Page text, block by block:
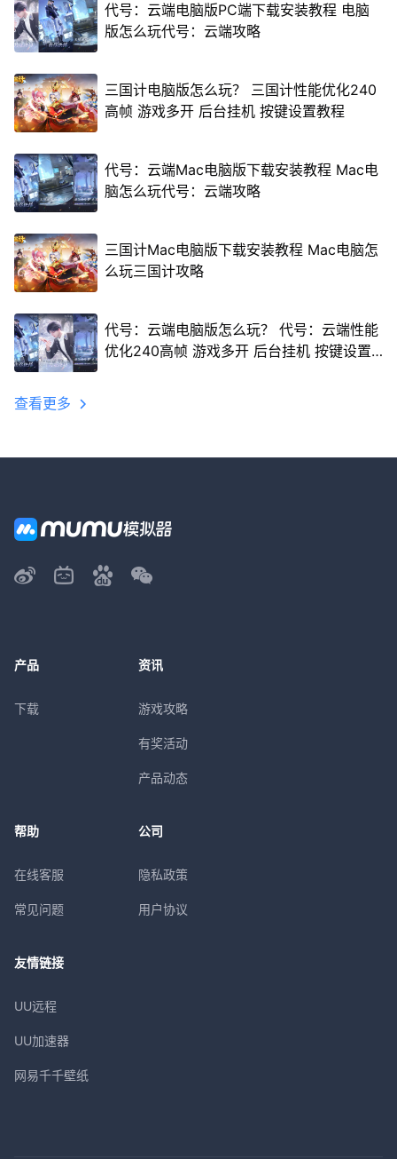
代号：云端电脑版PC端下载安装教程 电脑
版怎么玩代号：云端攻略
三国计电脑版怎么玩？ 三国计性能优化240
高帧 游戏多开 后台挂机 按键设置教程
代号：云端Mac电脑版下载安装教程 Mac电
脑怎么玩代号：云端攻略
三国计Mac电脑版下载安装教程 Mac电脑怎
么玩三国计攻略
代号：云端电脑版怎么玩？ 代号：云端性能
优化240高帧 游戏多开 后台挂机 按键设置
查看更多
产品
下载
资讯
游戏攻略
有奖活动
产品动态
帮助
在线客服
常见问题
公司
隐私政策
用户协议
友情链接
UU远程
UU加速器
网易千千壁纸